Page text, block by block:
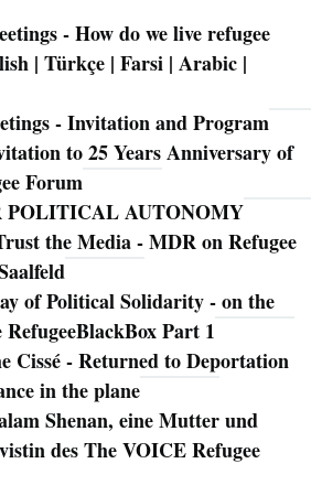
- How do we live refugee
| Türkçe | Farsi | Arabic |
- Invitation and Program
to 25 Years Anniversary of
Forum
POLITICAL AUTONOMY
the Media - MDR on Refugee
of Political Solidarity - on the
Part 1
Cissé - Returned to Deportation
in the plane
Shenan, eine Mutter und
des The VOICE Refugee